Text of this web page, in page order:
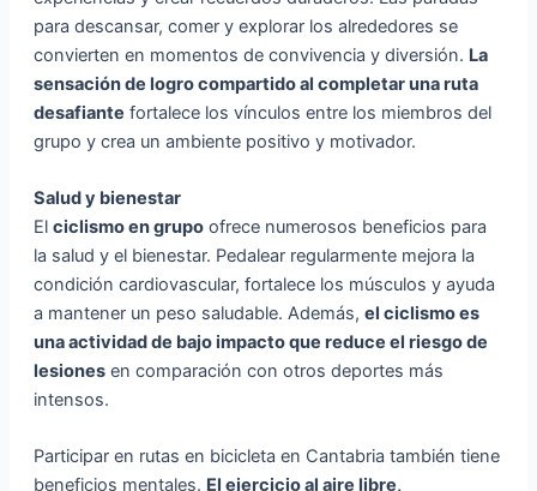
para descansar, comer y explorar los alrededores se
convierten en momentos de convivencia y diversión. La
sensación de logro compartido al completar una ruta
desafiante fortalece los vínculos entre los miembros del
grupo y crea un ambiente positivo y motivador.
Salud y bienestar
El ciclismo en grupoofrece numerosos beneficios para
la salud y el bienestar. Pedalear regularmente mejora la
condición cardiovascular, fortalece los músculos y ayuda
a mantener un peso saludable. Además, el ciclismo es
una actividad de bajo impacto que reduce el riesgo de
lesionesen comparación con otros deportes más
intensos.
Participar en rutas en bicicleta en Cantabria también tiene
beneficios mentales. El ejercicio al aire libre,